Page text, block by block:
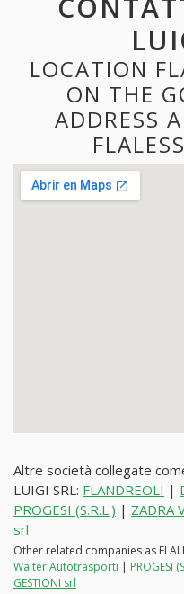
LOCATION
ON THE
ADDRESS
Altre società collegate
LUIGI SRL: FLANDREOLI |
PROGESI (S.R.L.) | ZADRA
srl
Other related companies as
Walter Autotrasporti | PROGESI
GESTIONI srl